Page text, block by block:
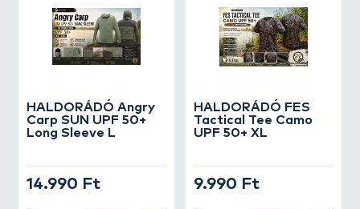
HALDORÁDÓ Angry
Carp SUN UPF 50+
Long Sleeve L
14.990 Ft
HALDORÁDÓ FES
Tactical Tee Camo
UPF 50+ XL
9.990 Ft